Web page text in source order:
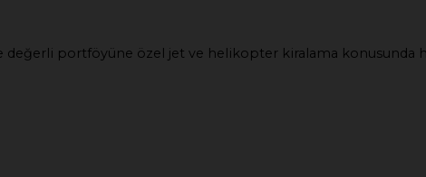
ile değerli portföyüne özel jet ve helikopter kiralama